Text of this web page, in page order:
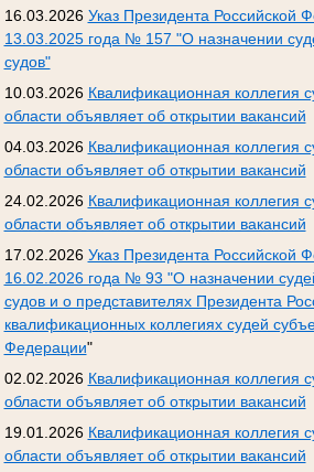
16.03.2026 Указ Президента Российской
13.03.2025 года № 157 "О назначении
судов"
10.03.2026 Квалификационная коллегия
области объявляет об открытии вакансий
04.03.2026 Квалификационная коллегия
области объявляет об открытии вакансий
24.02.2026 Квалификационная коллегия
области объявляет об открытии вакансий
17.02.2026 Указ Президента Российской
16.02.2026 года № 93 "О назначении
судов и о представителях Президента
квалификационных коллегиях судей
Федерации"
02.02.2026 Квалификационная коллегия
области объявляет об открытии вакансий
19.01.2026 Квалификационная коллегия
области объявляет об открытии вакансий